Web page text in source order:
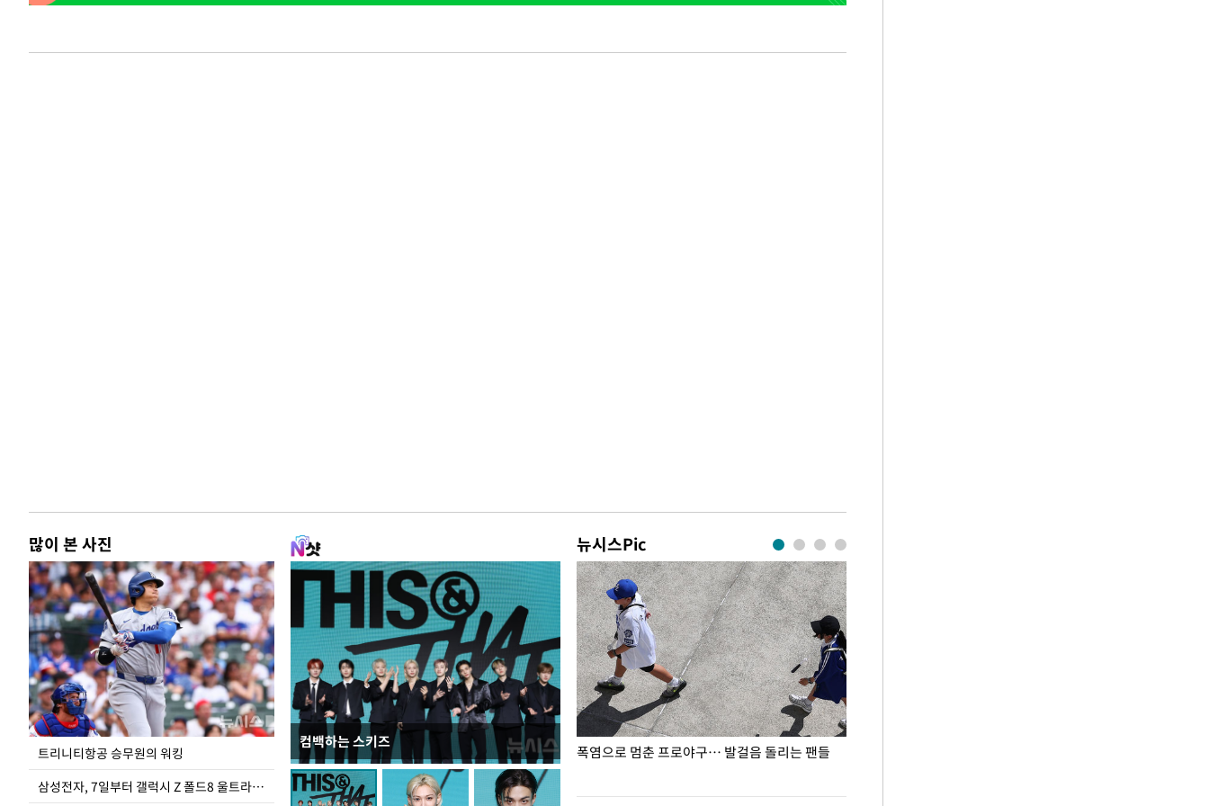
많이 본 사진
트리니티항공 승무원의 워킹
삼성전자, 7일부터 갤럭시 Z 폴드8 울트라·폴드8·플립8 출시
컴백하는 스키즈
뉴시스Pic
입추 하루 앞둔 전남광주… 열화상 카메라에 담긴
폭염
폭염으로 멈춘 프로야구… 발걸음 돌리는 팬들